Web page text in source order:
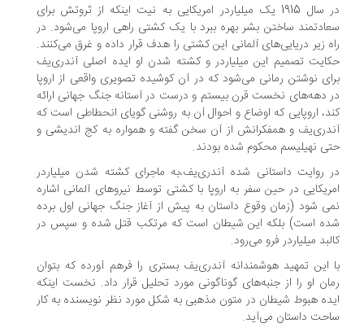
در سال 1915 یک میلیاردر امریکایی به نیت اینکه از ثروتش برای
ساختن بشر بهره ببرد با یک کشتی راهی اروپا می‌شود. در
زیر دریایی‌های آلمانی این کشتی را هدف قرار داده و غرق می‌کنند.
تصمیم این میلیاردر و کشته شدن او ایده اصلی آندری‌یف
نوشتن رمانی می‌شود که در آن کوشیده تصویری واقعی از اروپا
دهه‌های نخست قرن بیستم و درست در آستانه جنگ جهانی ارائه
اروپایی که اوضاع و احوال آن به روشنی گویای انحطاطی است که
و همفکرانش از آن سخن گفته و همواره به کج اندیشی و
نهیلیسم محکوم شده بودند.
روایت داستانی شده آندری‌یف،به ماجرای کشته شدن میلیاردر
در حین سفر به اروپا با کشتی توسط نیروهای آلمانی اشاره
شود (زمان وقوع داستان به پیش از آغاز جنگ جهانی اول برده
است) بلکه این شیطان است که مرتکب قتل شده و سپس در
میلیاردر فرو می‌رود.
این تمهید هوشمندانه آندری‌یف بستری را فرهم آورده که بتوان
او را از جنبه‌های گوناگونی مورد تحلیل قرار داد. نخست اینکه
هبوط شیطان در متون مذهبی به شکل مورد نظر نویسنده به کار
داستان می‌آید.